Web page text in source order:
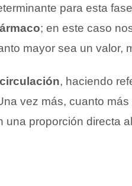
para esta
; en este caso
mayor sea un valor,
circulación, haciendo
vez más, cuanto
una proporción directa